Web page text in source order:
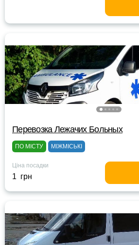
Перевозка Лежачих Больных
ПО МІСТУ МІЖМІСЬКІ
Ціна посадки
1 грн